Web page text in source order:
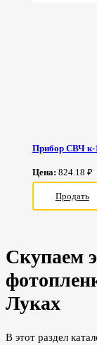
Прибор СВЧ к-
Цена:824.18 ₽
Продать
Скупаем
Луках
В этот раздел